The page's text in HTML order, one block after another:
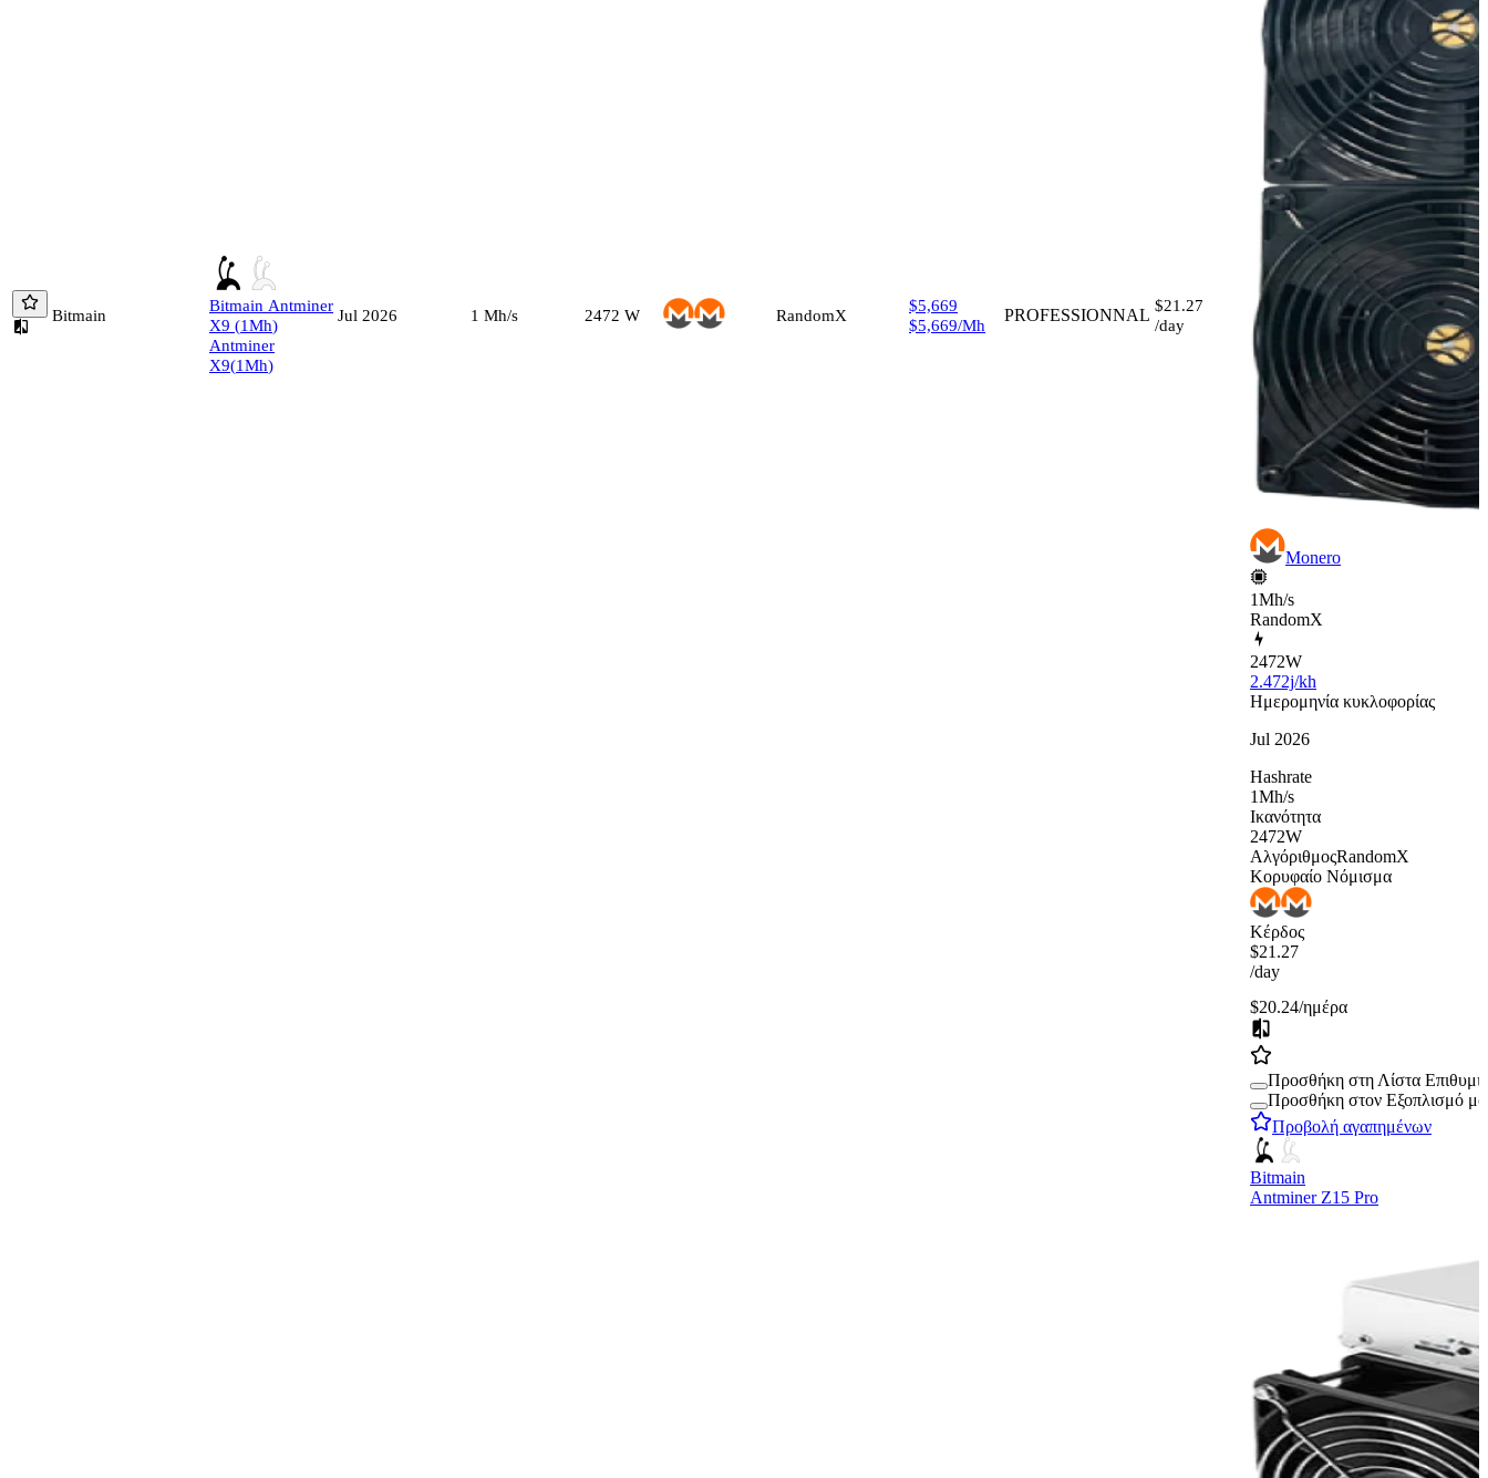
Bitmain
Bitmain Antminer
X9 (1Mh)
Antminer
X9(1Mh)
Jul 2026 1 Mh/s 2472 W RandomX
$5,669
$5,669/Mh
PROFESSIONNAL
$21.27
/day
Monero
1Mh/s
RandomX
2472W
2.472j/kh
Ημερομηνία κυκλοφορίας
Jul 2026
Hashrate
1Mh/s
Ικανότητα
2472W
ΑλγόριθμοςRandomX
Κορυφαίο Νόμισμα
Κέρδος
$21.27
/day
$20.24/ημέρα
Προσθήκη στη Λίστα
Προσθήκη στον Εξοπλισμό
Προβολή αγαπημένων
Bitmain
Antminer Z15 Pro